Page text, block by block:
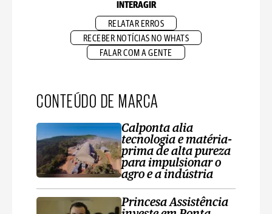
INTERAGIR
RELATAR ERROS
RECEBER NOTÍCIAS NO WHATS
FALAR COM A GENTE
CONTEÚDO DE MARCA
Calponta alia
tecnologia e matéria-
prima de alta pureza
para impulsionar o
agro e a indústria
Princesa Assistência